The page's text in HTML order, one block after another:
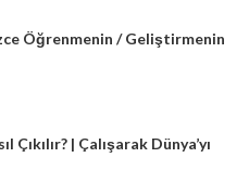
Öğrenmenin / Geliştirmenin
Çıkılır? | Çalışarak Dünya’yı